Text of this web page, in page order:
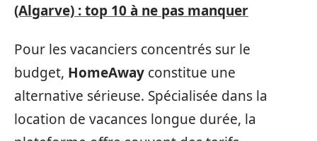
(Algarve) : top 10 à ne pas manquer
Pour les vacanciers concentrés sur le
budget, HomeAway constitue une
alternative sérieuse. Spécialisée dans la
location de vacances longue durée, la